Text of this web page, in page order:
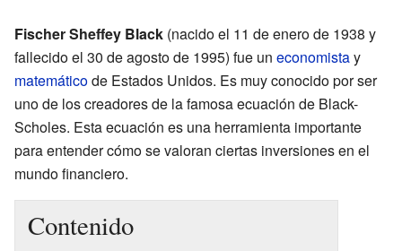
Fischer Sheffey Black (nacido el 11 de enero de 1938 y
fallecido el 30 de agosto de 1995) fue un economistay
matemáticode Estados Unidos. Es muy conocido por ser
uno de los creadores de la famosa ecuación de Black-
Scholes. Esta ecuación es una herramienta importante
para entender cómo se valoran ciertas inversiones en el
mundo financiero.
Contenido